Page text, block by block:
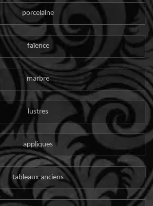
porcelaine
faïence
marbre
lustres
appliques
tableaux anciens